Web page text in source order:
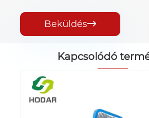
Beküldés
Kapcsolódó